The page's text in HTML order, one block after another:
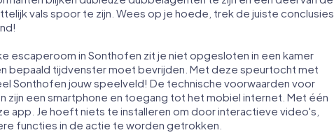
vals spoor te zijn. Wees op je hoede, trek de juiste conclusies
escaperoom in Sonthofen zit je niet opgesloten in een kamer
bepaald tijdvenster moet bevrijden. Met deze speurtocht met
Sonthofen jouw speelveld! De technische voorwaarden voor
zijn een smartphone en toegang tot het mobiel internet. Met één
app. Je hoeft niets te installeren om door interactieve video's,
functies in de actie te worden getrokken.